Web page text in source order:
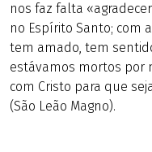
nos faz falta
no Espírito Santo; com
tem amado, tem
estávamos mortos por
com Cristo para que
(São Leão Magno).